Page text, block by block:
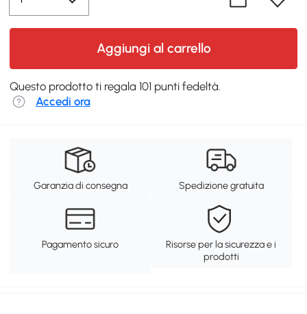
Aggiungi al carrello
Questo prodotto ti regala 101 punti fedeltà.
Accedi ora
Garanzia di consegna Spedizione gratuita
Pagamento sicuro
Risorse per la sicurezza e i
prodotti